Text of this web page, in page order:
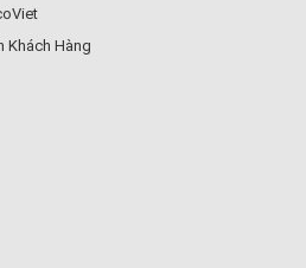
Khách Hàng